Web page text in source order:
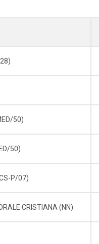
50)
50)
P/07)
CRISTIANA (NN)